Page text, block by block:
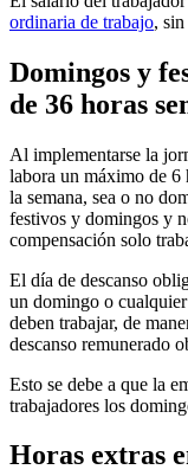
ordinaria de trabajo,
Domingos y
de 36 horas
Al implementarse la
labora un máximo de 6
la semana, sea o no
festivos y domingos y
compensación solo
El día de descanso
un domingo o
deben trabajar, de
descanso remunerado
Esto se debe a que la
trabajadores los
Horas extras